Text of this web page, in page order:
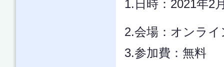
1.日時：2021年2
2.会場：オンラ
3.参加費：無料